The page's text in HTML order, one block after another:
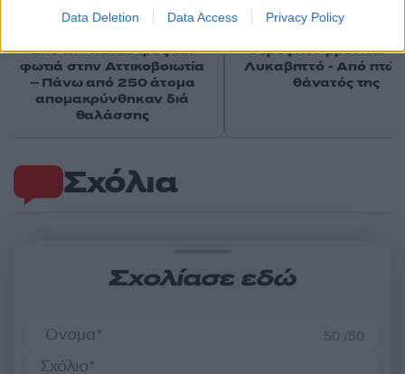
Data Deletion Data Access Privacy Policy
Σχόλια
Σχολίασε εδώ
50 /50
Πώς η Πυροσβεστική
από την καταστροφική
φωτιά στην Αττικοβοιωτία
– Πάνω από 250 άτομα
απομακρύνθηκαν διά
θαλάσσης
Σε 57χρονη
σορός που βρέθηκε
Λυκαβηττό - Από
θάνατός της